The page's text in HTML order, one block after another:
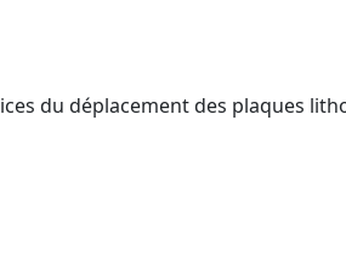
du déplacement des plaques